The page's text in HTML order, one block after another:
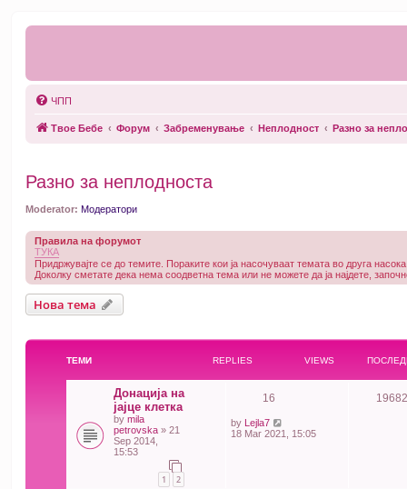
ЧПП
Твое Бебе Форум Забременување Неплодност Разно за
Разно за неплодноста
Moderator: Модератори
Правила на форумот
ТУКА
Придржувајте се до темите. Пораките кои ја насочуваат темата во друга
Доколку сметате дека нема соодветна тема или не можете да ја најдете,
Нова тема
ТЕМИ REPLIES VIEWS
Донација на
јајце клетка
by mila
petrovska » 21
Sep 2014,
15:53
1 2
16 19682
by Lejla7
18 Mar 2021, 15:05